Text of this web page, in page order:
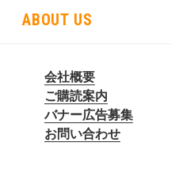
ABOUT US
会社概要
ご購読案内
バナー広告募集
お問い合わせ